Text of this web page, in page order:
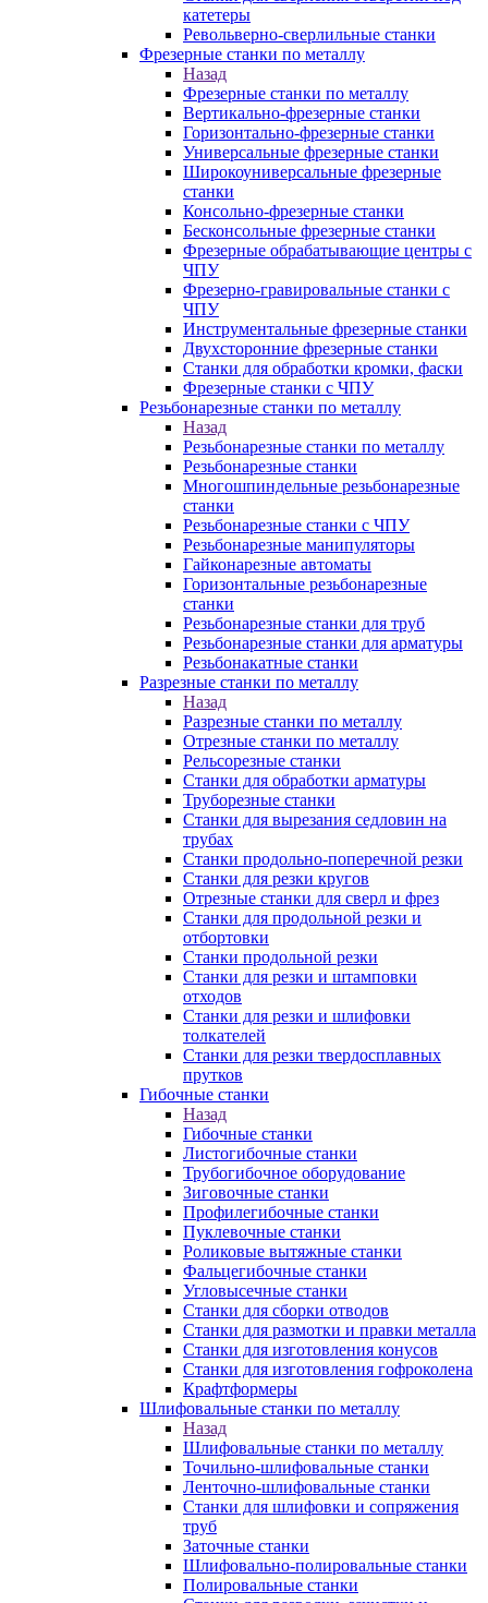
катетеры
Револьверно-сверлильные станки
Фрезерные станки по металлу
Назад
Фрезерные станки по металлу
Вертикально-фрезерные станки
Горизонтально-фрезерные станки
Универсальные фрезерные станки
Широкоуниверсальные фрезерные
станки
Консольно-фрезерные станки
Бесконсольные фрезерные станки
Фрезерные обрабатывающие центры с
ЧПУ
Фрезерно-гравировальные станки с
ЧПУ
Инструментальные фрезерные станки
Двухсторонние фрезерные станки
Станки для обработки кромки, фаски
Фрезерные станки с ЧПУ
Резьбонарезные станки по металлу
Назад
Резьбонарезные станки по металлу
Резьбонарезные станки
Многошпиндельные резьбонарезные
станки
Резьбонарезные станки с ЧПУ
Резьбонарезные манипуляторы
Гайконарезные автоматы
Горизонтальные резьбонарезные
станки
Резьбонарезные станки для труб
Резьбонарезные станки для арматуры
Резьбонакатные станки
Разрезные станки по металлу
Назад
Разрезные станки по металлу
Отрезные станки по металлу
Рельсорезные станки
Станки для обработки арматуры
Труборезные станки
Станки для вырезания седловин на
трубаx
Станки продольно-поперечной резки
Станки для резки кругов
Отрезные станки для сверл и фрез
Станки для продольной резки и
отбортовки
Станки продольной резки
Станки для резки и штамповки
отходов
Станки для резки и шлифовки
толкателей
Станки для резки твердосплавных
прутков
Гибочные станки
Назад
Гибочные станки
Листогибочные станки
Трубогибочное оборудование
Зиговочные станки
Профилегибочные станки
Пуклевочные станки
Роликовые вытяжные станки
Фальцегибочные станки
Угловысечные станки
Станки для сборки отводов
Станки для размотки и правки металла
Станки для изготовления конусов
Станки для изготовления гофроколена
Крафтформеры
Шлифовальные станки по металлу
Назад
Шлифовальные станки по металлу
Точильно-шлифовальные станки
Ленточно-шлифовальные станки
Станки для шлифовки и сопряжения
труб
Заточные станки
Шлифовально-полировальные станки
Полировальные станки